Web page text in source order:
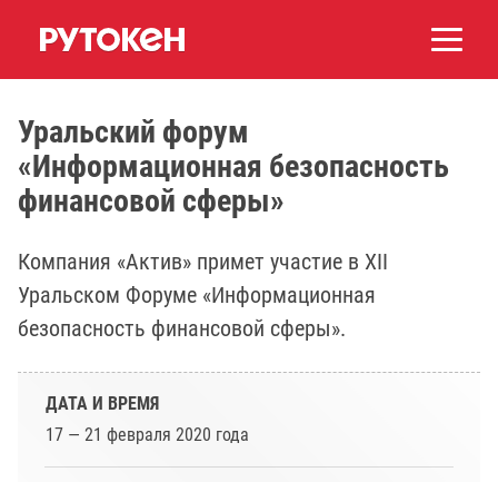
Уральский форум
«Информационная безопасность
финансовой сферы»
Компания «Актив» примет участие в XII
Уральском Форуме «Информационная
безопасность финансовой сферы».
ДАТА И ВРЕМЯ
17 — 21 февраля 2020 года